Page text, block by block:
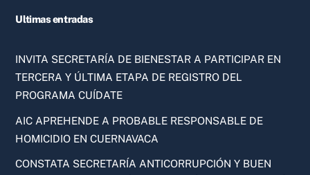
Ultimas entradas
INVITA SECRETARÍA DE BIENESTAR A PARTICIPAR EN
TERCERA Y ÚLTIMA ETAPA DE REGISTRO DEL
PROGRAMA CUÍDATE
AIC APREHENDE A PROBABLE RESPONSABLE DE
HOMICIDIO EN CUERNAVACA
CONSTATA SECRETARÍA ANTICORRUPCIÓN Y BUEN